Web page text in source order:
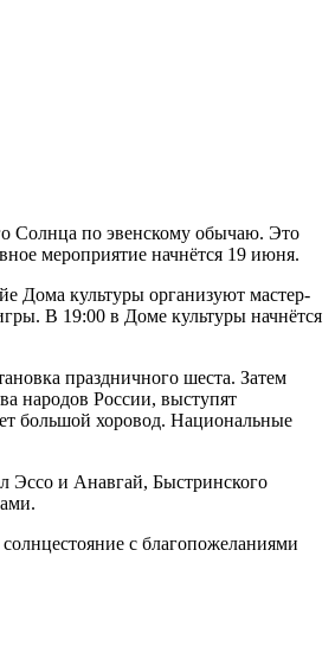
Солнца по эвенскому обычаю. Это
мероприятие начнётся 19 июня.
Дома культуры организуют мастер-
В 19:00 в Доме культуры начнётся
праздничного шеста. Затем
народов России, выступят
большой хоровод. Национальные
Эссо и Анавгай, Быстринского
с благопожеланиями